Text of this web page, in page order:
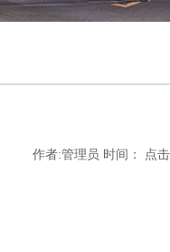
作者:管理员 时间： 点